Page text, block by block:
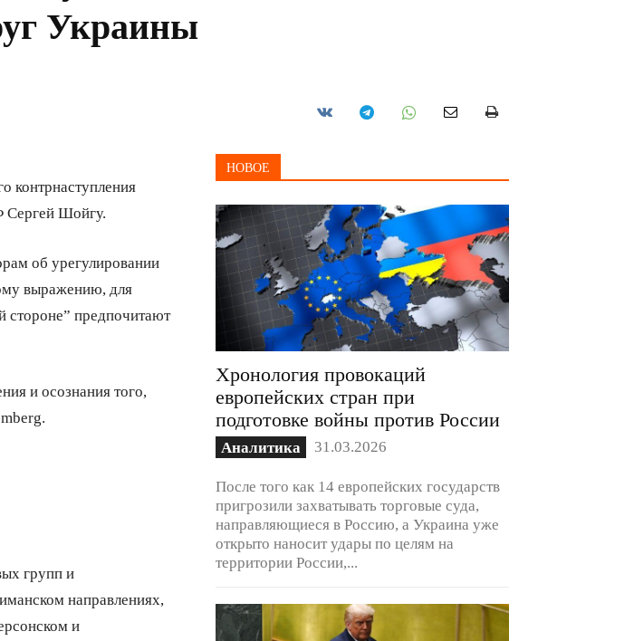
Украины
контрнаступления
Сергей Шойгу.
об урегулировании
выражению, для
стороне” предпочитают
и осознания того,
групп и
направлениях,
и
НОВОЕ
Хронология провокаций
европейских стран при
подготовке войны против России
Аналитика 31.03.2026
После того как 14 европейских государств
пригрозили захватывать торговые суда,
направляющиеся в Россию, а Украина уже
открыто наносит удары по целям на
территории России,...